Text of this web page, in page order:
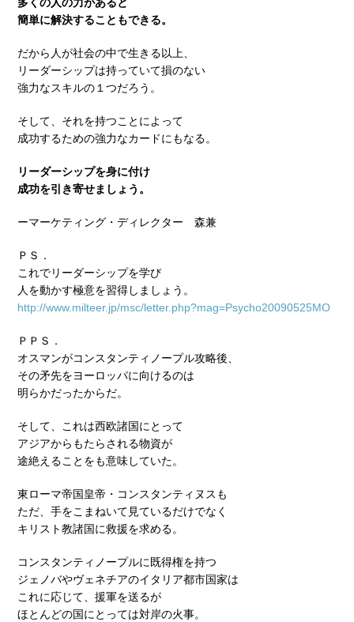
簡単に解決することもできる。
だから人が社会の中で生きる以上、
リーダーシップは持っていて損のない
強力なスキルの１つだろう。
そして、それを持つことによって
成功するための強力なカードにもなる。
リーダーシップを身に付け
成功を引き寄せましょう。
ーマーケティング・ディレクター 森兼
ＰＳ．
これでリーダーシップを学び
人を動かす極意を習得しましょう。
http://www.milteer.jp/msc/letter.php?mag=Psycho20090525MO
ＰＰＳ．
オスマンがコンスタンティノープル攻略後、
その矛先をヨーロッパに向けるのは
明らかだったからだ。
そして、これは西欧諸国にとって
アジアからもたらされる物資が
途絶えることをも意味していた。
東ローマ帝国皇帝・コンスタンティヌスも
ただ、手をこまねいて見ているだけでなく
キリスト教諸国に救援を求める。
コンスタンティノープルに既得権を持つ
ジェノバやヴェネチアのイタリア都市国家は
これに応じて、援軍を送るが
ほとんどの国にとっては対岸の火事。